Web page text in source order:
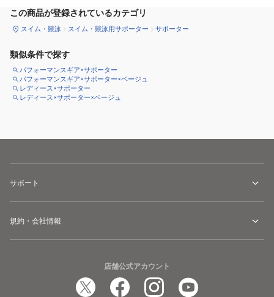
この商品が登録されているカテゴリ
スイム・競泳 スイム・競泳用サポーター サポーター
類似条件で探す
パフォーマンスギア×サポーター
パフォーマンスギア×サポーター×ベージュ
レディース×サポーター
レディース×サポーター×ベージュ
サポート
規約・会社情報
店舗公式アカウント